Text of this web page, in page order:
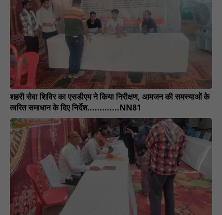
शहरी सेवा शिविर का एसडीएम ने किया निरीक्षण, आमजन की समस्याओं के
त्वरित समाधान के दिए निर्देश.............NN81